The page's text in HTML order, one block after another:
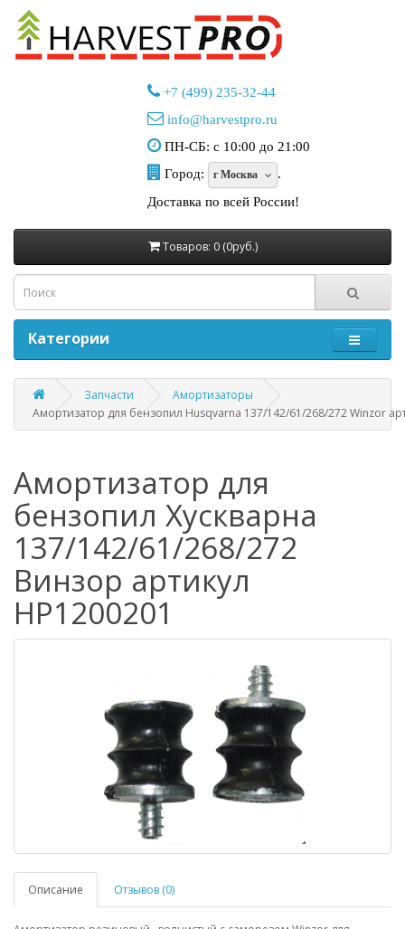
+7 (499) 235-32-44
info@harvestpro.ru
ПН-СБ: с 10:00 до 21:00
Город:
г Москва
.
Доставка по всей России!
Товаров: 0 (0руб.)
Категории
Запчасти
Амортизаторы
Амортизатор для бензопил Husqvarna 137/142/61/268/272 Winzor
Амортизатор для
бензопил Хускварна
137/142/61/268/272
Винзор артикул
HP1200201
Описание Отзывов (0)